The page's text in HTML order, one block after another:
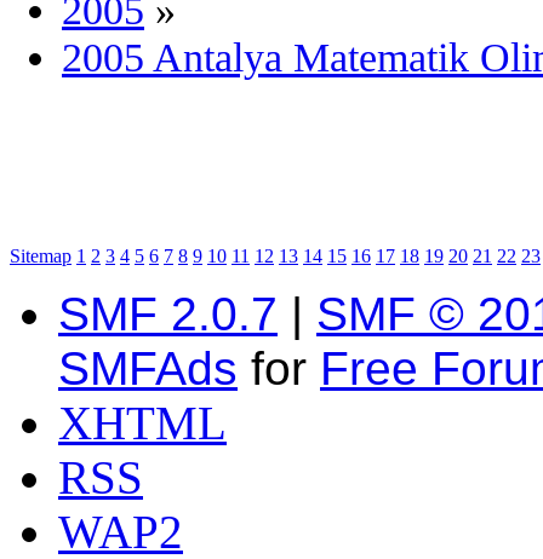
2005 »
2005 Antalya Matematik
Sitemap 1 2 3 4 5 6 7 8 9 10 11 12 13 14 15 16 17 18 19 20 21 22 23
SMF 2.0.7 | SMF ©
SMFAds for Free
XHTML
RSS
WAP2